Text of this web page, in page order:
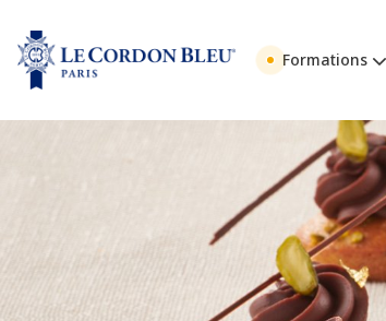
Formations